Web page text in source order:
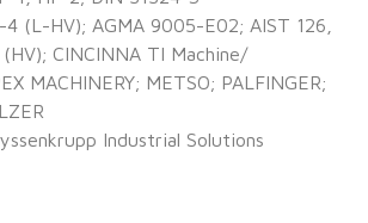
(L-HV); AGMA 9005-E02; AIST 126,
CINCINNA TI Machine/
MACHINERY; METSO; PALFINGER;
Industrial Solutions